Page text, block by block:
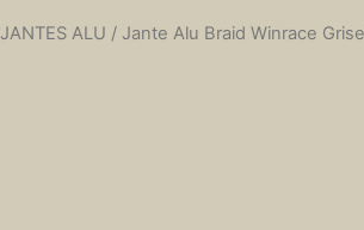
JANTES ALU / Jante Alu Braid Winrace